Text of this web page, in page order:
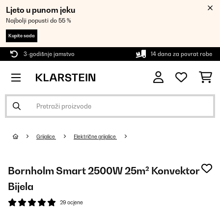
Ljeto u punom jeku
Najbolji popusti do 55 %
Kupite sada
3-godišnje jamstvo 14 dana za povrat robe
Grijalice Električne grijalice
Bornholm Smart 2500W 25m² Konvektor
Bijela
29 ocjene